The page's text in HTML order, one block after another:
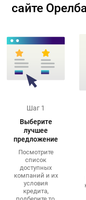
сайте
Шаг 1
Выберите
лучшее
предложение
Посмотрите
список
доступных
компаний и их
условия
кредита,